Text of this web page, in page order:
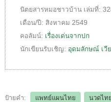
นิตยสารหมอชาวบ้าน เล่มที่:
เดือน/ปี: สิงหาคม 2549
คอลัมน์: เรื่องเด่นจากปก
นักเขียนรับเชิญ: อุดมลักษณ์ เวี
ป้ายคำ: แพทย์แผนไทย นวดไท